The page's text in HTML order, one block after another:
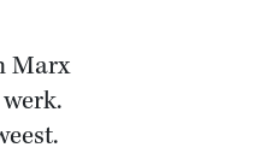
Marx